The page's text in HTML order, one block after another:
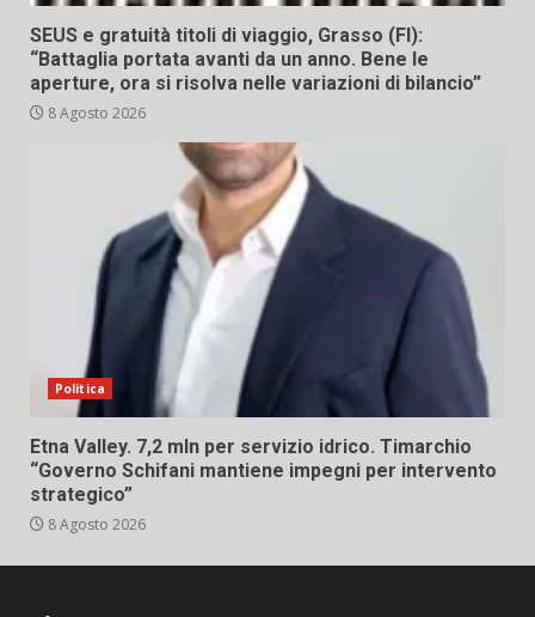
SEUS e gratuità titoli di viaggio, Grasso (FI):
“Battaglia portata avanti da un anno. Bene le
aperture, ora si risolva nelle variazioni di bilancio”
8 Agosto 2026
Politica
Etna Valley. 7,2 mln per servizio idrico. Timarchio
“Governo Schifani mantiene impegni per intervento
strategico”
8 Agosto 2026